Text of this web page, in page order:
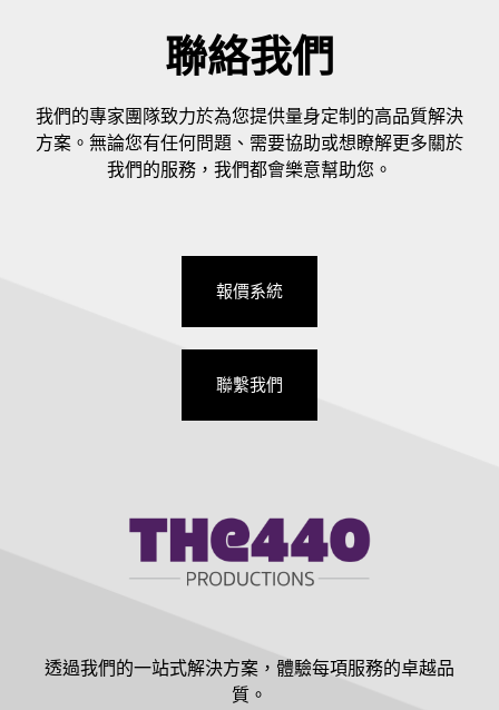
聯絡我們
我們的專家團隊致力於為您提供量身定制的高品質解決
方案。無論您有任何問題、需要協助或想瞭解更多關於
我們的服務，我們都會樂意幫助您。
報價系統
聯繫我們
透過我們的一站式解決方案，體驗每項服務的卓越品
質。